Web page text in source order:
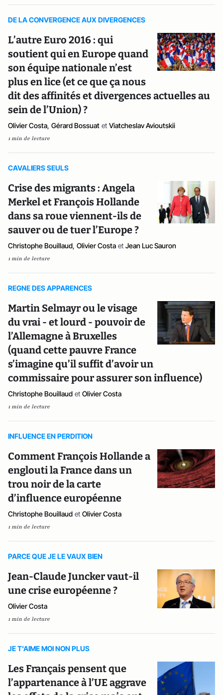
DE LA CONVERGENCE AUX DIVERGENCES
L’autre Euro 2016 : qui
soutient qui en Europe quand
son équipe nationale n’est
plus en lice (et ce que ça nous
dit des affinités et divergences actuelles au
sein de l’Union) ?
Olivier Costa, Gérard Bossuat et Viatcheslav Avioutskii
1 min de lecture
CAVALIERS SEULS
Crise des migrants : Angela
Merkel et François Hollande
dans sa roue viennent-ils de
sauver ou de tuer l’Europe ?
Christophe Bouillaud, Olivier Costa et Jean Luc Sauron
1 min de lecture
REGNE DES APPARENCES
Martin Selmayr ou le visage
du vrai - et lourd - pouvoir de
l’Allemagne à Bruxelles
(quand cette pauvre France
s’imagine qu’il suffit d’avoir un
commissaire pour assurer son influence)
Christophe Bouillaud et Olivier Costa
1 min de lecture
INFLUENCE EN PERDITION
Comment François Hollande a
englouti la France dans un
trou noir de la carte
d’influence européenne
Christophe Bouillaud et Olivier Costa
1 min de lecture
PARCE QUE JE LE VAUX BIEN
Jean-Claude Juncker vaut-il
une crise européenne ?
Olivier Costa
1 min de lecture
JE T'AIME MOI NON PLUS
Les Français pensent que
l’appartenance à l’UE aggrave